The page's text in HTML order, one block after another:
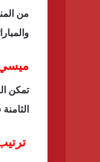
ميسي
تمكن
الثامنة
ترتيب ال 10 لاعبين